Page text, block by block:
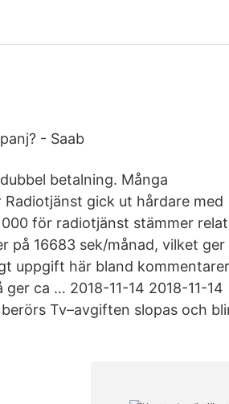
- Saab
betalning. Många
gick ut hårdare med
för radiotjänst stämmer
på 16683 sek/månad, vilket ger
uppgift här bland
ca … 2018-11-14 2018-11-14
Tv–avgiften slopas och